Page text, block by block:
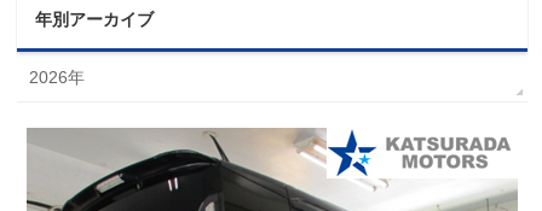
年別アーカイブ
2026年